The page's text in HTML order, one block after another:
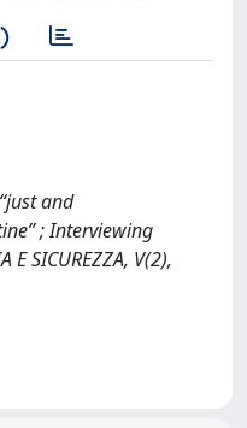
and
; Interviewing
SICUREZZA, V(2),